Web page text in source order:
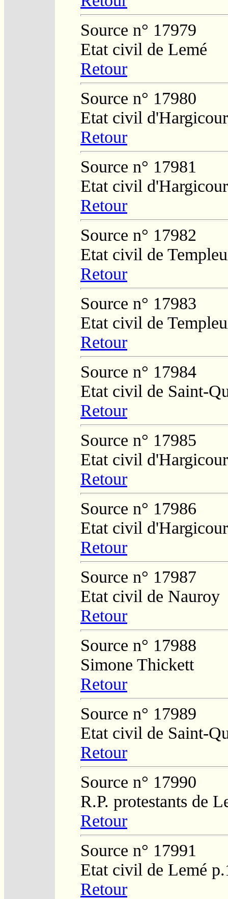
Source n° 17979
Etat civil de Lemé
Retour
Source n° 17980
Etat civil
Retour
Source n° 17981
Etat civil
Retour
Source n° 17982
Etat civil de
Retour
Source n° 17983
Etat civil de
Retour
Source n° 17984
Etat civil de Saint-
Retour
Source n° 17985
Etat civil
Retour
Source n° 17986
Etat civil
Retour
Source n° 17987
Etat civil de Nauroy
Retour
Source n° 17988
Simone Thickett
Retour
Source n° 17989
Etat civil de Saint-
Retour
Source n° 17990
R.P. protestants de
Retour
Source n° 17991
Etat civil de Lemé
Retour